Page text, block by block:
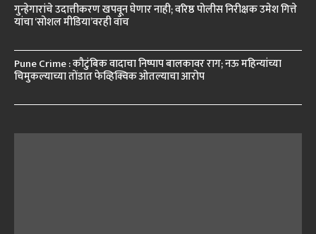
गुन्हेगारांचे उदात्तीकरण खपवून घेणार नाही; वरिष्ठ पोलीस निरीक्षक उमेश गित्ते
यांचा ‘सोशल मीडिया’वरही वॉच
Pune Crime : कौटुंबिक वादाचा निष्पाप बालकावर राग; नऊ महिन्यांच्या
चिमुकल्याच्या तोंडात फेव्हिक्विक ओतल्याचा आरोप